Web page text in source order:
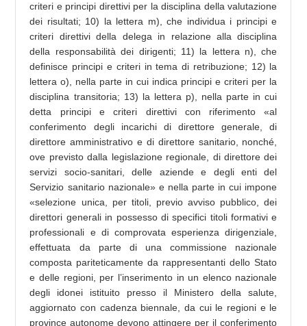
criteri e principi direttivi per la disciplina della valutazione
dei risultati; 10) la lettera m), che individua i principi e
criteri direttivi della delega in relazione alla disciplina
della responsabilità dei dirigenti; 11) la lettera n), che
definisce principi e criteri in tema di retribuzione; 12) la
lettera o), nella parte in cui indica principi e criteri per la
disciplina transitoria; 13) la lettera p), nella parte in cui
detta principi e criteri direttivi con riferimento «al
conferimento degli incarichi di direttore generale, di
direttore amministrativo e di direttore sanitario, nonché,
ove previsto dalla legislazione regionale, di direttore dei
servizi socio-sanitari, delle aziende e degli enti del
Servizio sanitario nazionale» e nella parte in cui impone
«selezione unica, per titoli, previo avviso pubblico, dei
direttori generali in possesso di specifici titoli formativi e
professionali e di comprovata esperienza dirigenziale,
effettuata da parte di una commissione nazionale
composta pariteticamente da rappresentanti dello Stato
e delle regioni, per l’inserimento in un elenco nazionale
degli idonei istituito presso il Ministero della salute,
aggiornato con cadenza biennale, da cui le regioni e le
province autonome devono attingere per il conferimento